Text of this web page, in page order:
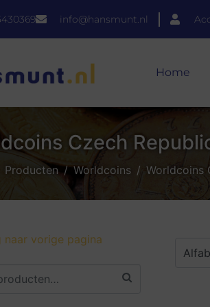
info@hansmunt.nl
Home
Czech
Producten Worldcoins Worldcoins
naar vorige pagina